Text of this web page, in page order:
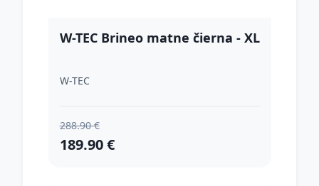
W-TEC Brineo matne čierna - XL
W-TEC
288.90 €
189.90 €